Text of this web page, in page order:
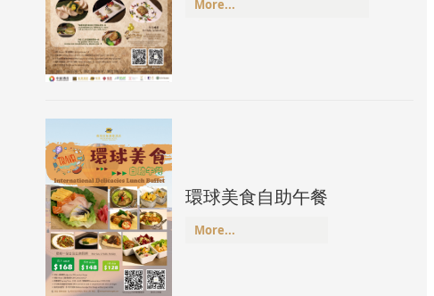
More...
環球美食自助午餐
More...